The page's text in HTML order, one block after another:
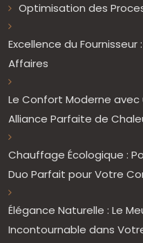
Optimisation des
Excellence du
Affaires
Le Confort Moderne avec
Alliance Parfaite de
Chauffage Écologique :
Duo Parfait pour Votre
Élégance Naturelle : Le
Incontournable dans